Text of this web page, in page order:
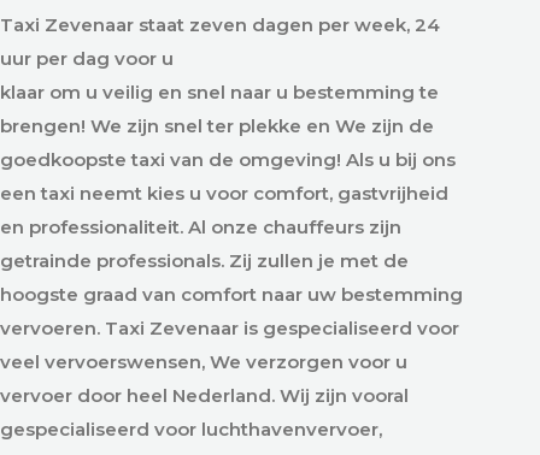
Taxi Zevenaar staat zeven dagen per week, 24
uur per dag voor u
klaar om u veilig en snel naar u bestemming te
brengen! We zijn snel ter plekke en We zijn de
goedkoopste taxi van de omgeving! Als u bij ons
een taxi neemt kies u voor comfort, gastvrijheid
en professionaliteit. Al onze chauffeurs zijn
getrainde professionals. Zij zullen je met de
hoogste graad van comfort naar uw bestemming
vervoeren. Taxi Zevenaar is gespecialiseerd voor
veel vervoerswensen, We verzorgen voor u
vervoer door heel Nederland. Wij zijn vooral
gespecialiseerd voor luchthavenvervoer,